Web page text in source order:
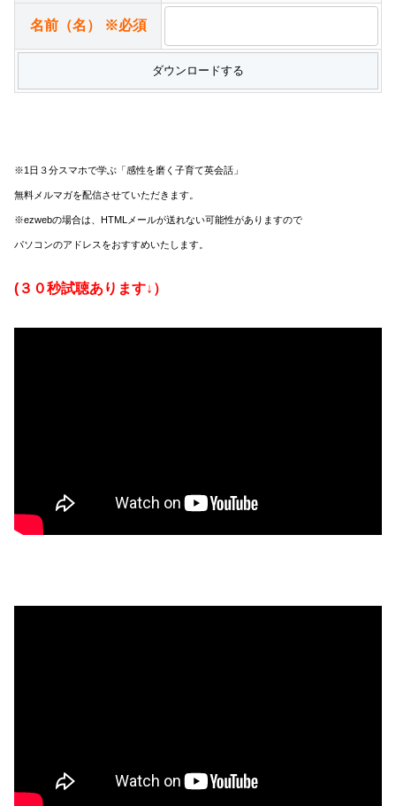
名前（名） ※必須
※1日３分スマホで学ぶ「感性を磨く子育て英会話」
無料メルマガを配信させていただきます。
※ezwebの場合は、HTMLメールが送れない可能性がありますので
パソコンのアドレスをおすすめいたします。
(３０秒試聴あります↓）